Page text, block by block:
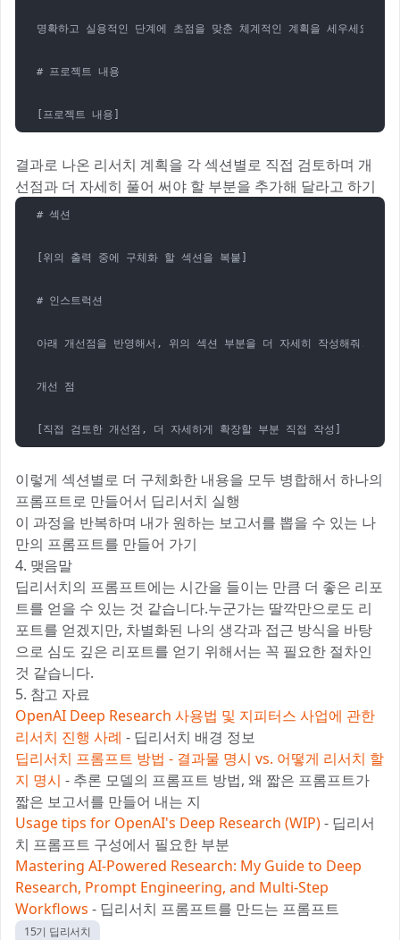
명확하고 실용적인 단계에 초점을 맞춘 체계적인 계획을 세우세요.
# 프로젝트 내용
[프로젝트 내용]
결과로 나온 리서치 계획을 각 섹션별로 직접 검토하며 개
선점과 더 자세히 풀어 써야 할 부분을 추가해 달라고 하기
# 섹션
[위의 출력 중에 구체화 할 섹션을 복붙]
# 인스트럭션
아래 개선점을 반영해서, 위의 섹션 부분을 더 자세히 작성해줘.
개선 점
[직접 검토한 개선점, 더 자세하게 확장할 부분 직접 작성]
이렇게 섹션별로 더 구체화한 내용을 모두 병합해서 하나의
프롬프트로 만들어서 딥리서치 실행
이 과정을 반복하며 내가 원하는 보고서를 뽑을 수 있는 나
만의 프롬프트를 만들어 가기
4. 맺음말
딥리서치의 프롬프트에는 시간을 들이는 만큼 더 좋은 리포
트를 얻을 수 있는 것 같습니다.누군가는 딸깍만으로도 리
포트를 얻겠지만, 차별화된 나의 생각과 접근 방식을 바탕
으로 심도 깊은 리포트를 얻기 위해서는 꼭 필요한 절차인
것 같습니다.
5. 참고 자료
OpenAI Deep Research 사용법 및 지피터스 사업에 관한
리서치 진행 사례 - 딥리서치 배경 정보
딥리서치 프롬프트 방법 - 결과물 명시 vs. 어떻게 리서치 할
지 명시 - 추론 모델의 프롬프트 방법, 왜 짧은 프롬프트가
짧은 보고서를 만들어 내는 지
Usage tips for OpenAI's Deep Research (WIP)- 딥리서
치 프롬프트 구성에서 필요한 부분
Mastering AI-Powered Research: My Guide to Deep
Research, Prompt Engineering, and Multi-Step
Workflows - 딥리서치 프롬프트를 만드는 프롬프트
15기 딥리서치